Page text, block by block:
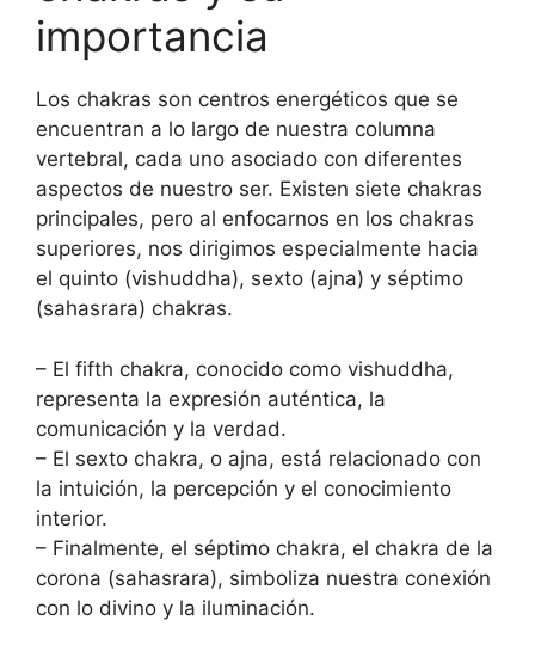
importancia
Los chakras son centros energéticos que se
encuentran a lo largo de nuestra columna
vertebral, cada uno asociado con diferentes
aspectos de nuestro ser. Existen siete chakras
principales, pero al enfocarnos en los chakras
superiores, nos dirigimos especialmente hacia
el quinto (vishuddha), sexto (ajna) y séptimo
(sahasrara) chakras.
– El fifth chakra, conocido como vishuddha,
representa la expresión auténtica, la
comunicación y la verdad.
– El sexto chakra, o ajna, está relacionado con
la intuición, la percepción y el conocimiento
interior.
– Finalmente, el séptimo chakra, el chakra de la
corona (sahasrara), simboliza nuestra conexión
con lo divino y la iluminación.